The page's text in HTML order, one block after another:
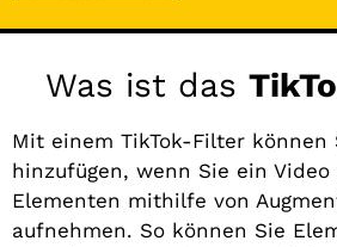
Was ist das
Mit einem TikTok-Filter können
hinzufügen, wenn Sie ein
Elementen mithilfe von
aufnehmen. So können Sie